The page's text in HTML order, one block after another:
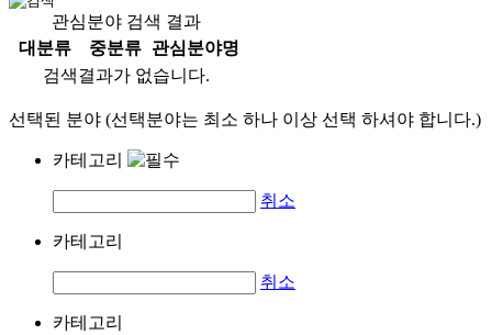
관심분야 검색 결과
대분류
중분류
관심분야명
검색결과가 없습니다.
선택된 분야 (선택분야는 최소 하나 이상 선택 하셔야 합니다.)
카테고리
취소
카테고리
취소
카테고리